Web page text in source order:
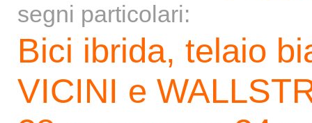
segni particolari:
Bici ibrida, telaio
VICINI e